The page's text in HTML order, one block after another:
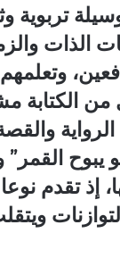
تربوية
الذات
الكتابة
إذ تقدم